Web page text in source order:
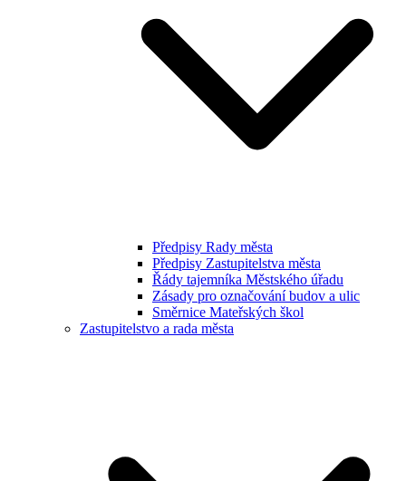
Předpisy Rady města
Předpisy Zastupitelstva města
Řády tajemníka Městského úřadu
Zásady pro označování budov a ulic
Směrnice Mateřských škol
Zastupitelstvo a rada města